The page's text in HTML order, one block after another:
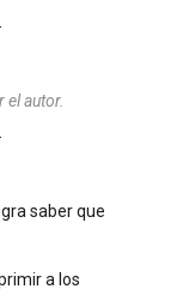
autor.
saber que
a los